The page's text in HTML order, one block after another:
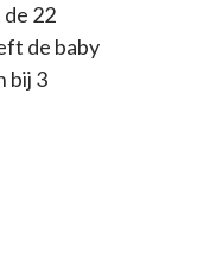
22
de baby
bij 3